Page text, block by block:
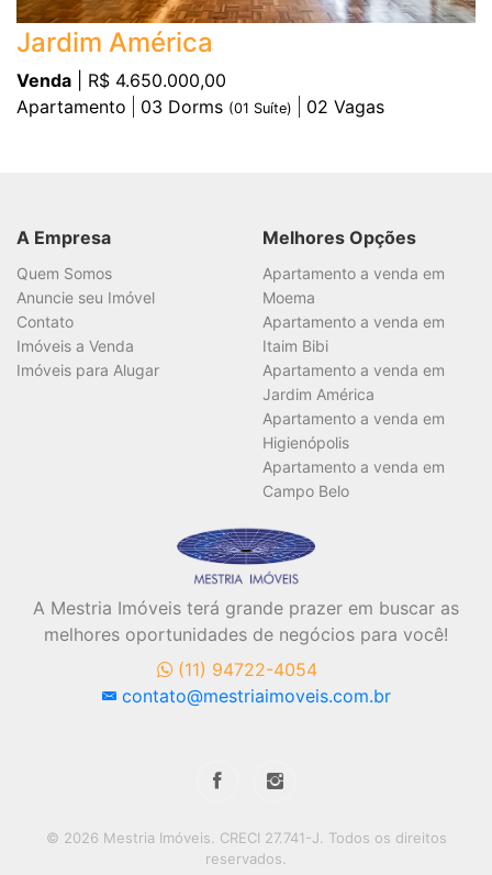
Jardim América
Venda | R$ 4.650.000,00
Apartamento
03 Dorms (01 Suíte) 02 Vagas
A Empresa
Quem Somos
Anuncie seu Imóvel
Contato
Imóveis a Venda
Imóveis para Alugar
Melhores Opções
Apartamento a venda em
Moema
Apartamento a venda em
Itaim Bibi
Apartamento a venda em
Jardim América
Apartamento a venda em
Higienópolis
Apartamento a venda em
Campo Belo
A Mestria Imóveis terá grande prazer em buscar as
melhores oportunidades de negócios para você!
(11) 94722-4054
contato@mestriaimoveis.com.br
© 2026 Mestria Imóveis. CRECI 27.741-J. Todos os direitos
reservados.